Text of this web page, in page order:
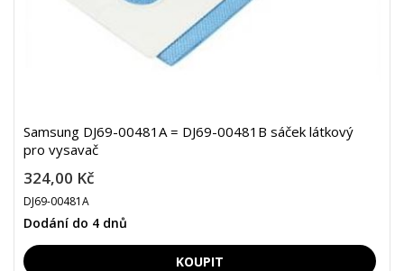
Samsung DJ69-00481A = DJ69-00481B sáček látkový
pro vysavač
324,00 Kč
DJ69-00481A
Dodání do 4 dnů